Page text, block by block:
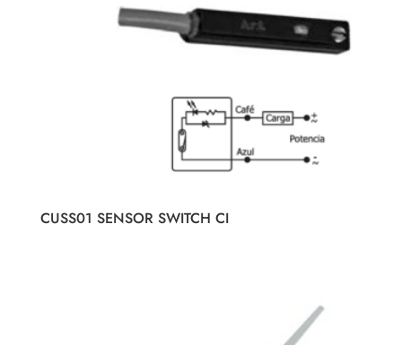
CUSS01 SENSOR SWITCH CI